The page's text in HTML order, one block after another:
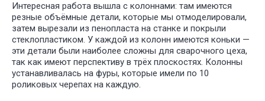
Интересная работа вышла с колоннами: там имеются
резные объёмные детали, которые мы отмоделировали,
затем вырезали из пенопласта на станке и покрыли
стеклопластиком. У каждой из колонн имеются коньки —
эти детали были наиболее сложны для сварочного цеха,
так как имеют перспективу в трёх плоскостях. Колонны
устанавливалась на фуры, которые имели по 10
роликовых черепах на каждую.